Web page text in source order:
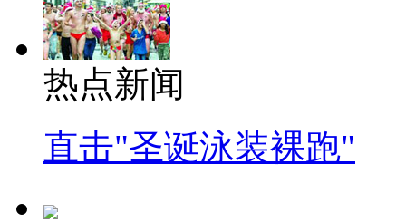
热点新闻
直击"圣诞泳装裸跑"